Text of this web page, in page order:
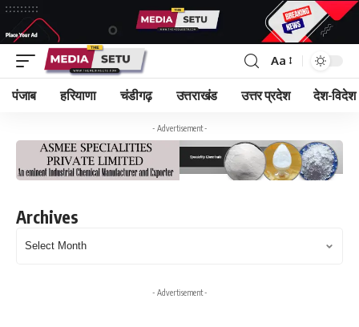
Aa
पंजाब हरियाणा चंडीगढ़ उत्तराखंड उत्तर प्रदेश देश-विदेश
- Advertisement -
Archives
- Advertisement -